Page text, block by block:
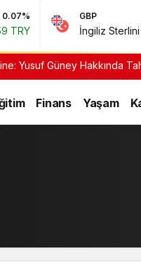
GBP
İngiliz Sterlini
Yusuf Güney Hakkında
Finans Yaşam